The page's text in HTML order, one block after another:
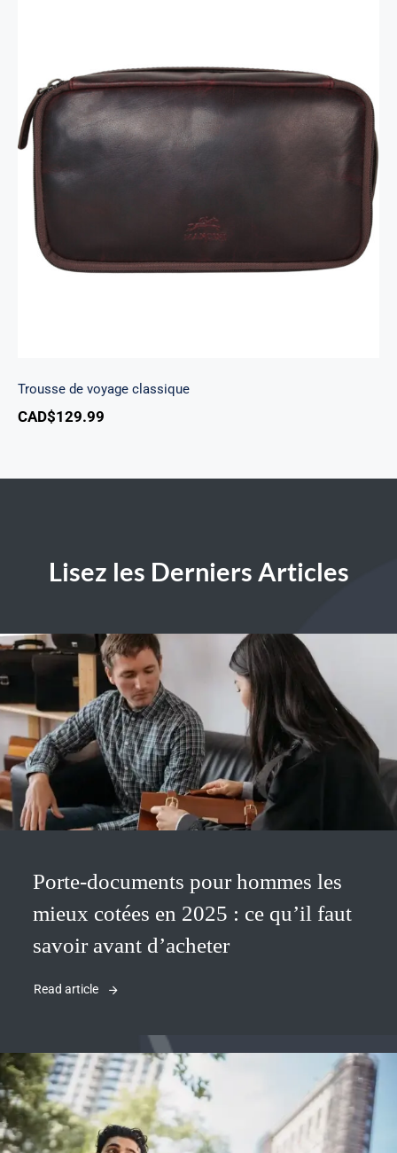
Trousse de voyage classique
CAD$129.99
Lisez les Derniers Articles
Porte-documents pour hommes les
mieux cotées en 2025 : ce qu’il faut
savoir avant d’acheter
Read article